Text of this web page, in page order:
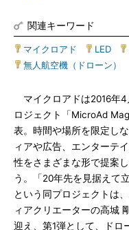
関連キーワード
マイクロアド LED
無人航空機（ドローン）
マイクロアドは2016年4
ロジェクト「MicroAd
表。時間や場所を限定し
ィアや広告、エンターテ
性をさまざまな形で提案
う。「20年先を見据えて
という同プロジェクトは
ィアクリエーターの高城
迎え、第1弾として、ドロ